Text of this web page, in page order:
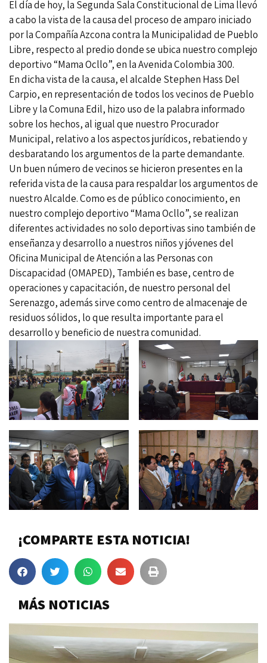
El día de hoy, la Segunda Sala Constitucional de Lima llevó
a cabo la vista de la causa del proceso de amparo iniciado
por la Compañía Azcona contra la Municipalidad de Pueblo
Libre, respecto al predio donde se ubica nuestro complejo
deportivo “Mama Ocllo”, en la Avenida Colombia 300.
En dicha vista de la causa, el alcalde Stephen Hass Del
Carpio, en representación de todos los vecinos de Pueblo
Libre y la Comuna Edil, hizo uso de la palabra informado
sobre los hechos, al igual que nuestro Procurador
Municipal, relativo a los aspectos jurídicos, rebatiendo y
desbaratando los argumentos de la parte demandante.
Un buen número de vecinos se hicieron presentes en la
referida vista de la causa para respaldar los argumentos de
nuestro Alcalde. Como es de público conocimiento, en
nuestro complejo deportivo “Mama Ocllo”, se realizan
diferentes actividades no solo deportivas sino también de
enseñanza y desarrollo a nuestros niños y jóvenes del
Oficina Municipal de Atención a las Personas con
Discapacidad (OMAPED), También es base, centro de
operaciones y capacitación, de nuestro personal del
Serenazgo, además sirve como centro de almacenaje de
residuos sólidos, lo que resulta importante para el
desarrollo y beneficio de nuestra comunidad.
¡COMPARTE ESTA NOTICIA!
MÁS NOTICIAS